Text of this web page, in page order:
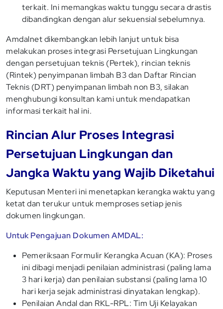
terkait. Ini memangkas waktu tunggu secara drastis
dibandingkan dengan alur sekuensial sebelumnya.
Amdalnet dikembangkan lebih lanjut untuk bisa
melakukan proses integrasi Persetujuan Lingkungan
dengan persetujuan teknis (Pertek), rincian teknis
(Rintek) penyimpanan limbah B3 dan Daftar Rincian
Teknis (DRT) penyimpanan limbah non B3, silakan
menghubungi konsultan kami untuk mendapatkan
informasi terkait hal ini.
Rincian Alur Proses Integrasi
Persetujuan Lingkungan dan
Jangka Waktu yang Wajib Diketahui
Keputusan Menteri ini menetapkan kerangka waktu yang
ketat dan terukur untuk memproses setiap jenis
dokumen lingkungan.
Untuk Pengajuan Dokumen AMDAL:
Pemeriksaan Formulir Kerangka Acuan (KA): Proses
ini dibagi menjadi penilaian administrasi (paling lama
3 hari kerja) dan penilaian substansi (paling lama 10
hari kerja sejak administrasi dinyatakan lengkap).
Penilaian Andal dan RKL-RPL: Tim Uji Kelayakan